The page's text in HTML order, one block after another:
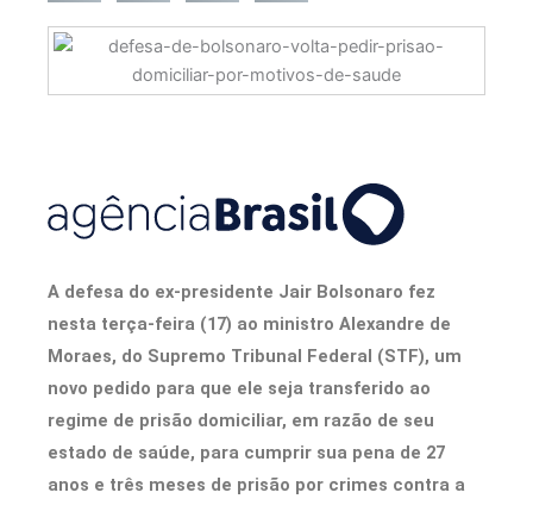
A defesa do ex-presidente Jair Bolsonaro fez
nesta terça-feira (17) ao ministro Alexandre de
Moraes, do Supremo Tribunal Federal (STF), um
novo pedido para que ele seja transferido ao
regime de prisão domiciliar, em razão de seu
estado de saúde, para cumprir sua pena de 27
anos e três meses de prisão por crimes contra a